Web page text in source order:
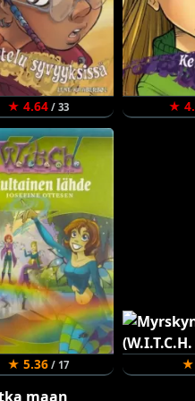
★ 4.64/ 33 ★
★ 5.36/ 17 ★